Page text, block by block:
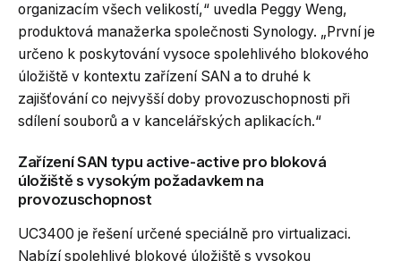
organizacím všech velikostí,“ uvedla Peggy Weng,
produktová manažerka společnosti Synology. „První je
určeno k poskytování vysoce spolehlivého blokového
úložiště v kontextu zařízení SAN a to druhé k
zajišťování co nejvyšší doby provozuschopnosti při
sdílení souborů a v kancelářských aplikacích.“
Zařízení SAN typu active-active pro bloková
úložiště s vysokým požadavkem na
provozuschopnost
UC3400 je řešení určené speciálně pro virtualizaci.
Nabízí spolehlivé blokové úložiště s vysokou